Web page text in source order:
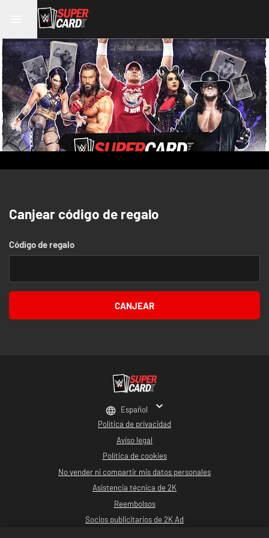
Canjear código de regalo
Código de regalo
CANJEAR
Política de privacidad
Aviso legal
Política de cookies
No vender ni compartir mis datos personales
Asistencia técnica de 2K
Reembolsos
Socios publicitarios de 2K Ad
Español